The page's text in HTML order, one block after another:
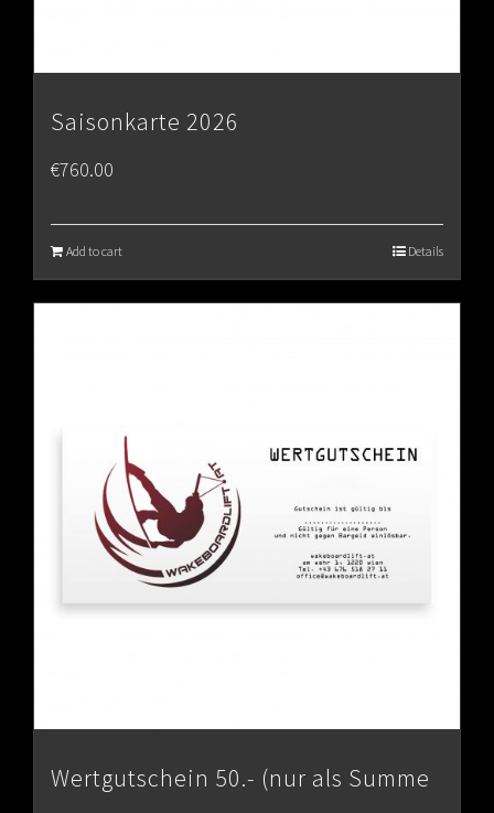
Saisonkarte 2026
€760.00
Add to cart Details
Wertgutschein 50.- (nur als Summe